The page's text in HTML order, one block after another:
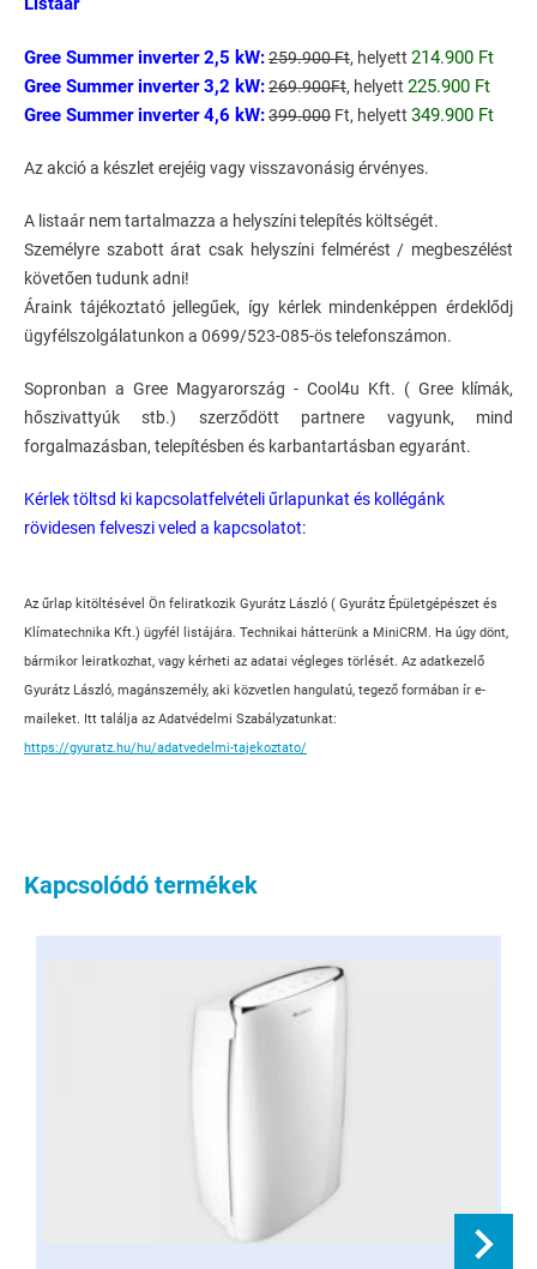
Gree Summer inverter 2,5 kW:259.900 Ft, helyett 214.900 Ft
Gree Summer inverter 3,2 kW:269.900Ft, helyett 225.900 Ft
Gree Summer inverter 4,6 kW:399.000 Ft, helyett 349.900 Ft
Az akció a készlet erejéig vagy visszavonásig érvényes.
A listaár nem tartalmazza a helyszíni telepítés költségét.
Személyre szabott árat csak helyszíni felmérést / megbeszélést
követően tudunk adni!
Áraink tájékoztató jellegűek, így kérlek mindenképpen érdeklődj
ügyfélszolgálatunkon a 0699/523-085-ös telefonszámon.
Sopronban a Gree Magyarország - Cool4u Kft. ( Gree klímák,
hőszivattyúk stb.) szerződött partnere vagyunk, mind
forgalmazásban, telepítésben és karbantartásban egyaránt.
Kérlek töltsd ki kapcsolatfelvételi űrlapunkat és kollégánk
rövidesen felveszi veled a kapcsolatot:
Az űrlap kitöltésével Ön feliratkozik Gyurátz László ( Gyurátz Épületgépészet és
Klímatechnika Kft.) ügyfél listájára. Technikai hátterünk a MiniCRM. Ha úgy dönt,
bármikor leiratkozhat, vagy kérheti az adatai végleges törlését. Az adatkezelő
Gyurátz László, magánszemély, aki közvetlen hangulatú, tegező formában ír e-
maileket. Itt találja az Adatvédelmi Szabályzatunkat:
https://gyuratz.hu/hu/adatvedelmi-tajekoztato/
Kapcsolódó termékek